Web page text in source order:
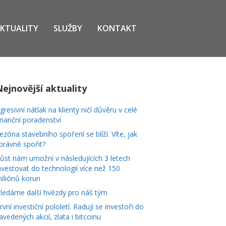
SLUŽBY KONTAKT
aktuality
nátlak na klienty ničí důvěru v celé
poradenství
stavebního spoření se blíží. Víte, jak
spořit?
nám umožní v následujících 3 letech
do technologií více než 150
korun
další hvězdy pro náš tým
investiční pololetí. Radují se investoři do
akcií, zlata i bitcoinu